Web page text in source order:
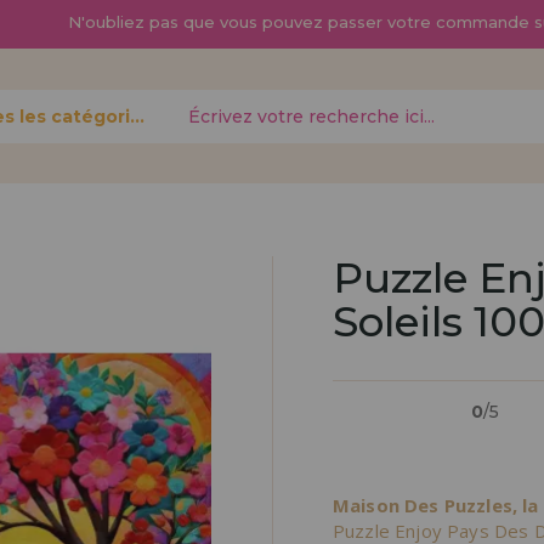
N'oubliez pas que vous pouvez passer votre commande
Je veux
distribution.
Toutes les catégories
Puzzle
Soleils
0/5
Maison Des Puzzles,
Puzzle Enjoy Pays Des